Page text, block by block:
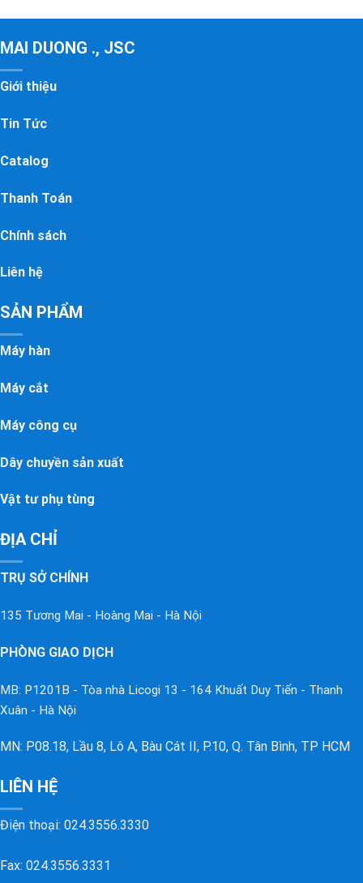
MAI DUONG ., JSC
Giới thiệu
Tin Tức
Catalog
Thanh Toán
Chính sách
Liên hệ
SẢN PHẨM
Máy hàn
Máy cắt
Máy công cụ
Dây chuyền sản xuất
Vật tư phụ tùng
ĐỊA CHỈ
TRỤ SỞ CHÍNH
135 Tương Mai - Hoàng Mai - Hà Nội
PHÒNG GIAO DỊCH
MB: P1201B - Tòa nhà Licogi 13 - 164 Khuất Duy Tiến - Thanh
Xuân - Hà Nội
MN: P08.18, Lầu 8, Lô A, Bàu Cát II, P.10, Q. Tân Bình, TP HCM
LIÊN HỆ
Điện thoại: 024.3556.3330
Fax: 024.3556.3331